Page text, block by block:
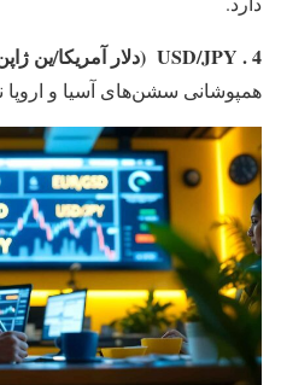
4 . USD/JPY (دلار آمریکا/ین ژاپن):
همپوشانی سشن‌های آسیا و اروپا